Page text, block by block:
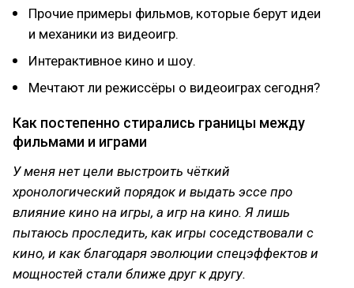
Прочие примеры фильмов, которые берут идеи
и механики из видеоигр.
Интерактивное кино и шоу.
Мечтают ли режиссёры о видеоиграх сегодня?
Как постепенно стирались границы между
фильмами и играми
У меня нет цели выстроить чёткий
хронологический порядок и выдать эссе про
влияние кино на игры, а игр на кино. Я лишь
пытаюсь проследить, как игры соседствовали с
кино, и как благодаря эволюции спецэффектов и
мощностей стали ближе друг к другу.